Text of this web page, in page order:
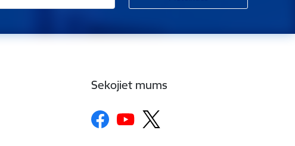
Sekojiet mums